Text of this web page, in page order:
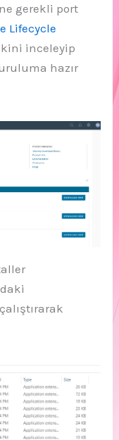
gerekli port
Lifecycle
inceleyip
hazır